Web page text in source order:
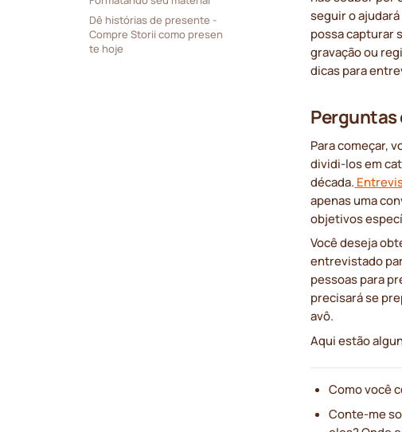
Dê histórias de presente -
Compre Storii como presen
te hoje
seguir o
possa capturar
gravação ou
dicas para
Para começar,
dividi-los em
década.
apenas uma
objetivos
Você deseja
entrevistado
pessoas para
precisará se
avô.
Aqui estão
Como você
Conte-me